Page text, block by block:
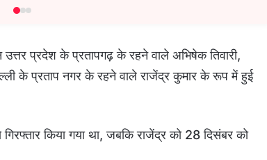
प्रदेश के प्रतापगढ़ के रहने वाले अभिषेक तिवारी,
के प्रताप नगर के रहने वाले राजेंद्र कुमार के रूप में हुई
किया गया था, जबकि राजेंद्र को 28 दिसंबर को